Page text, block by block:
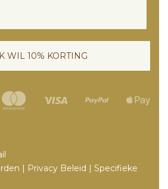
WIL 10% KORTING
| Privacy Beleid | Specifieke